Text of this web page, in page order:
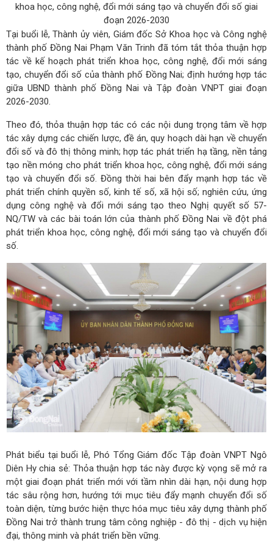
khoa học, công nghệ, đổi mới sáng tạo và chuyển đổi số giai
đoạn 2026-2030
Tại buổi lễ, Thành ủy viên, Giám đốc Sở Khoa học và Công nghệ
thành phố Đồng Nai Phạm Văn Trinh đã tóm tắt thỏa thuận hợp
tác về kế hoạch phát triển khoa học, công nghệ, đổi mới sáng
tạo, chuyển đổi số của thành phố Đồng Nai; định hướng hợp tác
giữa UBND thành phố Đồng Nai và Tập đoàn VNPT giai đoạn
2026-2030.
Theo đó, thỏa thuận hợp tác có các nội dung trọng tâm về hợp
tác xây dựng các chiến lược, đề án, quy hoạch dài hạn về chuyển
đổi số và đô thị thông minh; hợp tác phát triển hạ tầng, nền tảng
tạo nền móng cho phát triển khoa học, công nghệ, đổi mới sáng
tạo và chuyển đổi số. Đồng thời hai bên đẩy mạnh hợp tác về
phát triển chính quyền số, kinh tế số, xã hội số; nghiên cứu, ứng
dụng công nghệ và đổi mới sáng tạo theo Nghị quyết số 57-
NQ/TW và các bài toán lớn của thành phố Đồng Nai về đột phá
phát triển khoa học, công nghệ, đổi mới sáng tạo và chuyển đổi
số.
Phát biểu tại buổi lễ, Phó Tổng Giám đốc Tập đoàn VNPT Ngô
Diên Hy chia sẻ: Thỏa thuận hợp tác này được kỳ vọng sẽ mở ra
một giai đoạn phát triển mới với tầm nhìn dài hạn, nội dung hợp
tác sâu rộng hơn, hướng tới mục tiêu đẩy mạnh chuyển đổi số
toàn diện, từng bước hiện thực hóa mục tiêu xây dựng thành phố
Đồng Nai trở thành trung tâm công nghiệp - đô thị - dịch vụ hiện
đại, thông minh và phát triển bền vững.